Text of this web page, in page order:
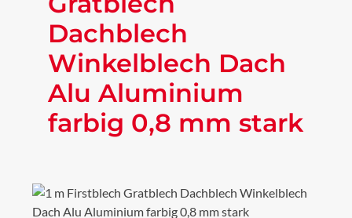
Dachblech
Winkelblech Dach
Alu Aluminium
farbig 0,8 mm stark
Bildergalerie überspringen